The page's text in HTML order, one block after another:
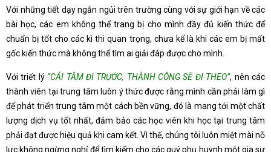
Với những tiết dạy ngắn ngủi trên trường cùng với sự giới hạn về các
bài học, các em không thể trang bị cho mình đầy đủ kiến thức để
chuẩn bị tốt cho các kì thi quan trọng, chưa kể là khi các em bị mất
gốc kiến thức mà không thể tìm ai giải đáp được cho mình.
Với triết lý “CÁI TÂM ĐI TRƯỚC, THÀNH CÔNG SẼ ĐI THEO”, nên các
thành viên tại trung tâm luôn ý thức được rằng mình cần phải làm gì
để phát triển trung tâm một cách bền vững, đó là mang tới một chất
lượng dịch vụ tốt nhất, đảm bảo các học viên khi học tại trung tâm
phải đạt được hiệu quả khi cam kết. Vì thế, chúng tôi luôn miệt mài nỗ
lực không ngừng nghỉ để tìm kiếm cho các quý phụ huynh một gia sư